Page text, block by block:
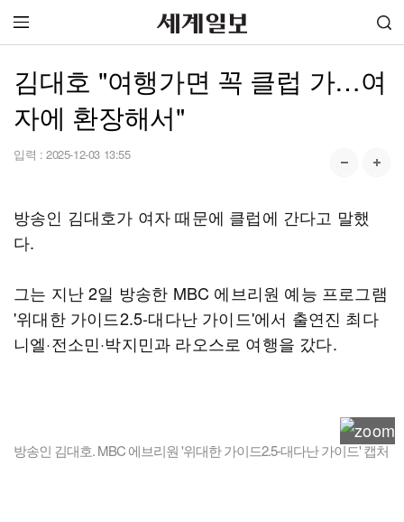
김대호 "여행가면 꼭 클럽 가…여
자에 환장해서"
입력 : 2025-12-03 13:55
방송인 김대호가 여자 때문에 클럽에 간다고 말했
다.
그는 지난 2일 방송한 MBC 에브리원 예능 프로그램
'위대한 가이드2.5-대다난 가이드'에서 출연진 최다
니엘·전소민·박지민과 라오스로 여행을 갔다.
방송인 김대호. MBC 에브리원 '위대한 가이드2.5-대다난 가이드' 캡처